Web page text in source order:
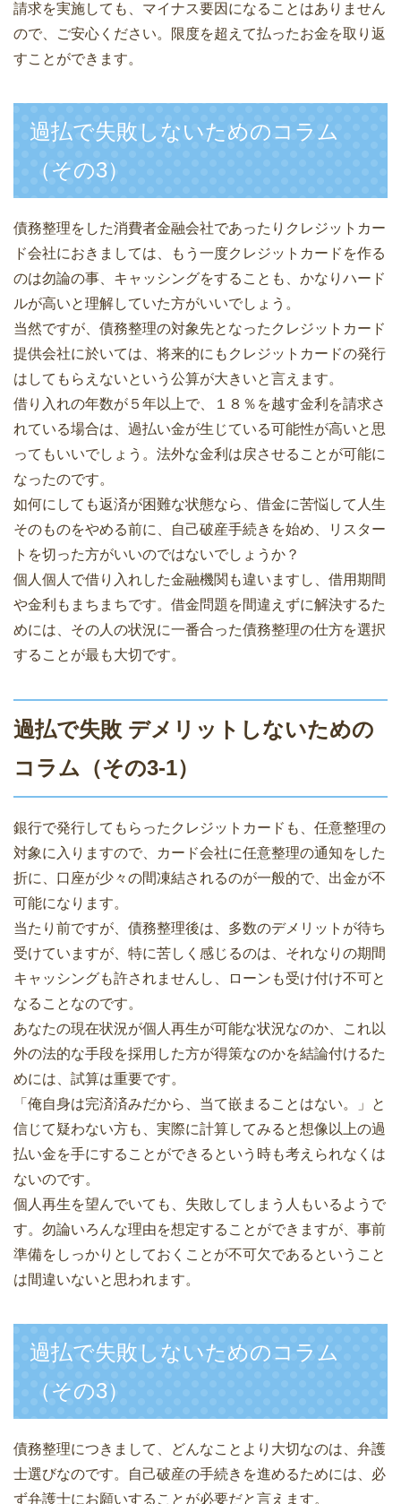
請求を実施しても、マイナス要因になることはありません
ので、ご安心ください。限度を超えて払ったお金を取り返
すことができます。
過払で失敗しないためのコラム
（その3）
債務整理をした消費者金融会社であったりクレジットカー
ド会社におきましては、もう一度クレジットカードを作る
のは勿論の事、キャッシングをすることも、かなりハード
ルが高いと理解していた方がいいでしょう。
当然ですが、債務整理の対象先となったクレジットカード
提供会社に於いては、将来的にもクレジットカードの発行
はしてもらえないという公算が大きいと言えます。
借り入れの年数が５年以上で、１８％を越す金利を請求さ
れている場合は、過払い金が生じている可能性が高いと思
ってもいいでしょう。法外な金利は戻させることが可能に
なったのです。
如何にしても返済が困難な状態なら、借金に苦悩して人生
そのものをやめる前に、自己破産手続きを始め、リスター
トを切った方がいいのではないでしょうか？
個人個人で借り入れした金融機関も違いますし、借用期間
や金利もまちまちです。借金問題を間違えずに解決するた
めには、その人の状況に一番合った債務整理の仕方を選択
することが最も大切です。
過払で失敗 デメリットしないための
コラム（その3-1）
銀行で発行してもらったクレジットカードも、任意整理の
対象に入りますので、カード会社に任意整理の通知をした
折に、口座が少々の間凍結されるのが一般的で、出金が不
可能になります。
当たり前ですが、債務整理後は、多数のデメリットが待ち
受けていますが、特に苦しく感じるのは、それなりの期間
キャッシングも許されませんし、ローンも受け付け不可と
なることなのです。
あなたの現在状況が個人再生が可能な状況なのか、これ以
外の法的な手段を採用した方が得策なのかを結論付けるた
めには、試算は重要です。
「俺自身は完済済みだから、当て嵌まることはない。」と
信じて疑わない方も、実際に計算してみると想像以上の過
払い金を手にすることができるという時も考えられなくは
ないのです。
個人再生を望んでいても、失敗してしまう人もいるようで
す。勿論いろんな理由を想定することができますが、事前
準備をしっかりとしておくことが不可欠であるということ
は間違いないと思われます。
過払で失敗しないためのコラム
（その3）
債務整理につきまして、どんなことより大切なのは、弁護
士選びなのです。自己破産の手続きを進めるためには、必
ず弁護士にお願いすることが必要だと言えます。